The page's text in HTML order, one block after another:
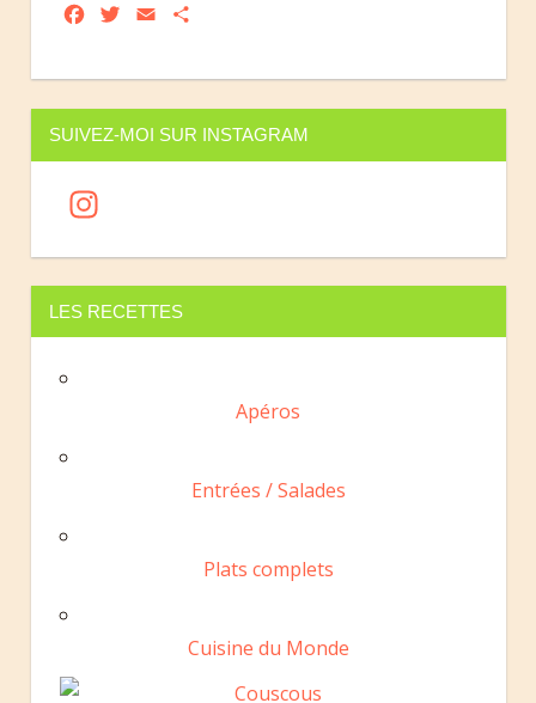
FacebookTwitter
Email
SUIVEZ-MOI SUR INSTAGRAM
a
gr
LES RECETTES
Apéros
Entrées / Salades
Plats complets
Cuisine du Monde